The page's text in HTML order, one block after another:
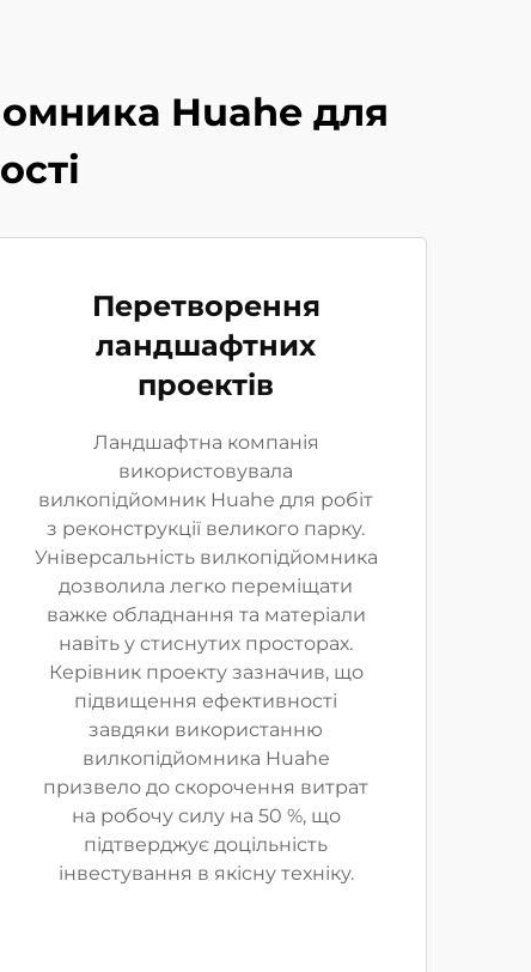
Huahe для
Перетворення
ландшафтних
проектів
Ландшафтна компанія
використовувала
вилкопідйомник Huahe для робіт
з реконструкції великого парку.
Універсальність вилкопідйомника
дозволила легко переміщати
важке обладнання та матеріали
навіть у стиснутих просторах.
Керівник проекту зазначив, що
підвищення ефективності
завдяки використанню
вилкопідйомника Huahe
призвело до скорочення витрат
на робочу силу на 50 %, що
підтверджує доцільність
інвестування в якісну техніку.